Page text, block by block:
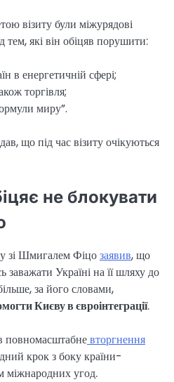
візиту були міжурядові
тем, які він обіцяв порушити:
в енергетичній сфері;
торгівля;
миру”.
що під час візиту очікуються
не блокувати
зі Шмигалем Фіцозаявив, що
заважати Україні на її шляху до
за його словами,
Києву в євроінтеграції.
повномасштабневторгнення
крок з боку країни-
міжнародних угод.